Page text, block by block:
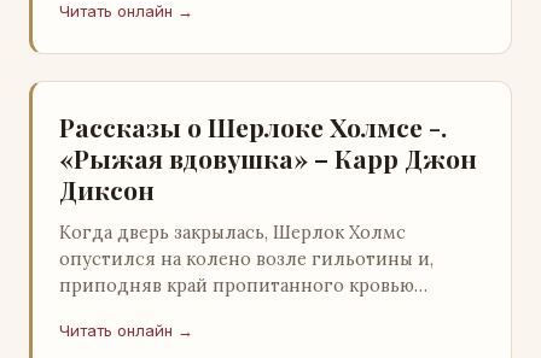
легального ко…
Читать онлайн →
Рассказы о Шерлоке Холмсе -.
«Рыжая вдовушка» – Карр Джон
Диксон
Когда дверь закрылась, Шерлок Холмс
опустился на колено возле гильотины и,
приподняв край пропитанного кровью
скрывался под ним…
Читать онлайн →